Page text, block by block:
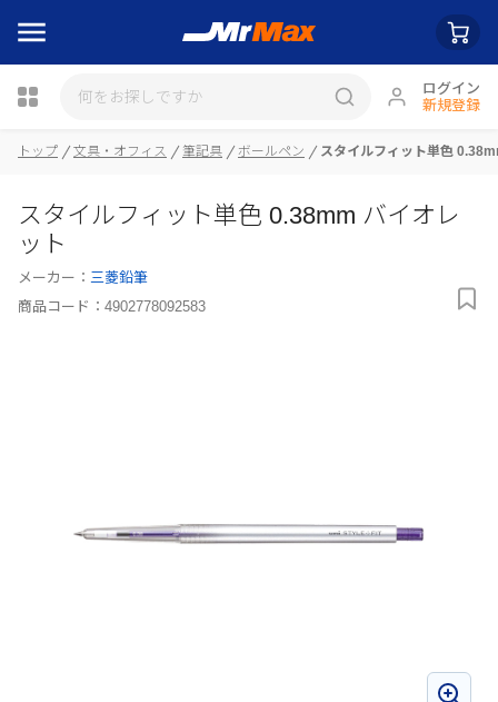
ログイン
新規登録
トップ 文具・オフィス 筆記具 ボールペン スタイルフィット単色
スタイルフィット単色 0.38mm バイオレ
ット
メーカー： 三菱鉛筆
商品コード： 4902778092583